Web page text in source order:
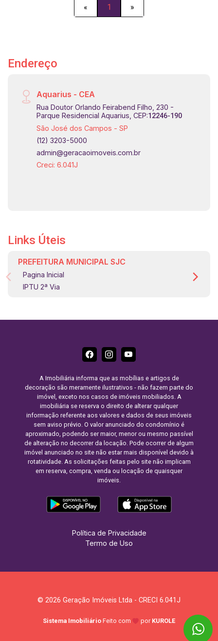
« 1 »
Endereço
Aquarius - CEA
Rua Doutor Orlando Feirabend Filho, 230 -
Parque Residencial Aquarius, CEP:12246-190
São José dos Campos - SP
(12) 3203-5000
admin@geracaoimoveis.com.br
Creci: 6.041J
Links Úteis
PREFEITURA MUNICIPAL SJC
Pagina Inicial
IPTU 2ª Via
A Imobiliária informa que as mobílias e artigos de
decoração são meramente ilustrativos - não fazem parte do
imóvel, exceto nos casos de imóveis mobiliados. A
imobiliária se reserva o direito de alterar qualquer
informação referente aos valores e dados de seus imóveis
sem aviso prévio. O valor anunciado do condomínio é
aproximado, podendo ser maior, menor ou mesmo passível
de alteração no decorrer da locação. Pode ocorrer de algum
imóvel anunciado no site não estar mais disponível devido à
rotatividade. As solicitações feitas pelo site não implicam
em reserva, compra, venda ou locação de quaisquer
imóveis.
Política de Privacidade
Termo de Uso
© 2026 Geração Imóveis Ltda - CRECI 6.041J
Sistema Imobiliário Feito com por KUROLE